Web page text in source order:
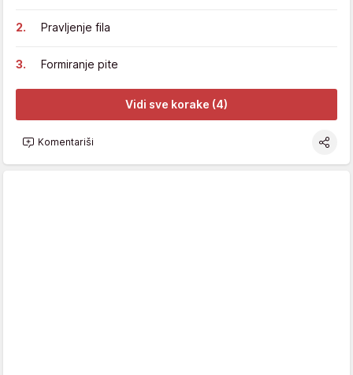
Pravljenje fila
Formiranje pite
Vidi sve korake (4)
Komentariši